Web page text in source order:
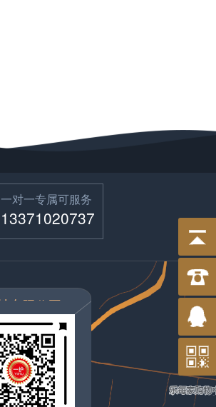
一对一专属可服务
13371020737